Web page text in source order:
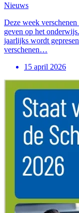
Nieuws
Deze week verschenen
geven op het
jaarlijks wordt
verschenen…
15 april 2026